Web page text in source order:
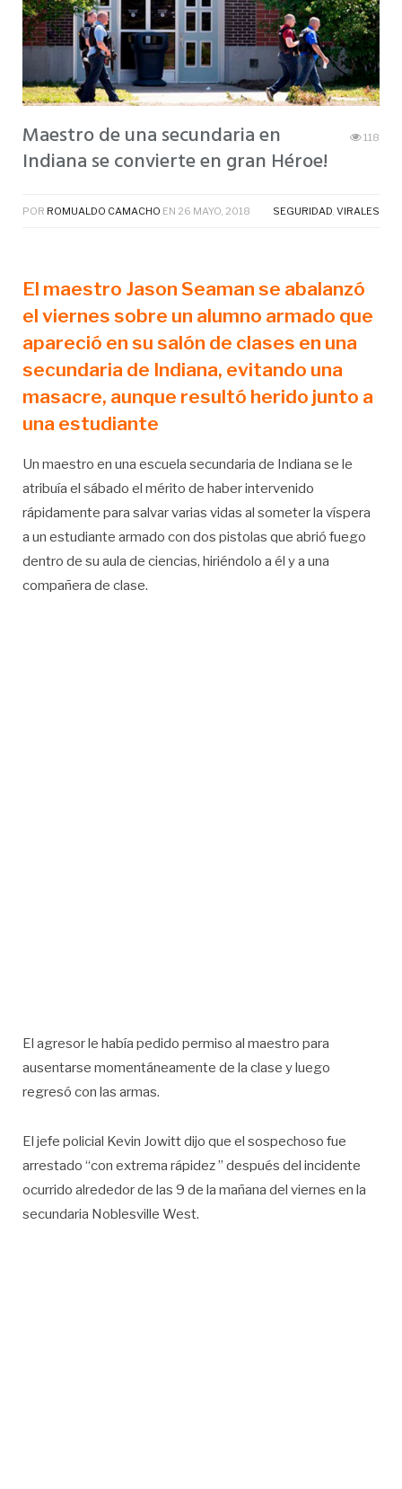
Maestro de una secundaria en
Indiana se convierte en gran Héroe!
118
POR ROMUALDO CAMACHO EN 26 MAYO, 2018 SEGURIDAD VIRALES
El maestro Jason Seaman se abalanzó
el viernes sobre un alumno armado que
apareció en su salón de clases en una
secundaria de Indiana, evitando una
masacre, aunque resultó herido junto a
una estudiante
Un maestro en una escuela secundaria de Indiana se le
atribuía el sábado el mérito de haber intervenido
rápidamente para salvar varias vidas al someter la víspera
a un estudiante armado con dos pistolas que abrió fuego
dentro de su aula de ciencias, hiriéndolo a él y a una
compañera de clase.
El agresor le había pedido permiso al maestro para
ausentarse momentáneamente de la clase y luego
regresó con las armas.
El jefe policial Kevin Jowitt dijo que el sospechoso fue
arrestado “con extrema rápidez ” después del incidente
ocurrido alrededor de las 9 de la mañana del viernes en la
secundaria Noblesville West.